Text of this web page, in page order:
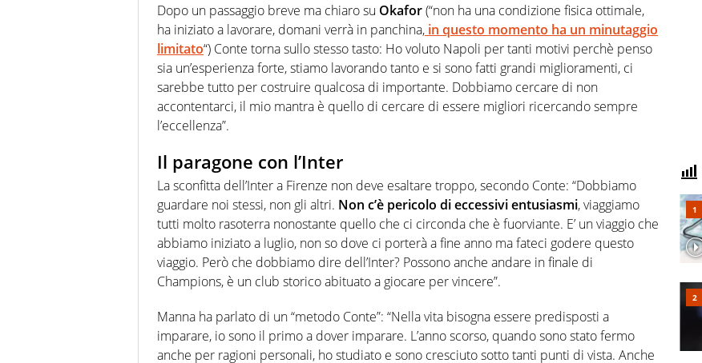
Dopo un passaggio breve ma chiaro su Okafor(“non ha una condizione fisica ottimale,
ha iniziato a lavorare, domani verrà in panchina, in questo momento ha un minutaggio
limitato“) Conte torna sullo stesso tasto: Ho voluto Napoli per tanti motivi perchè penso
sia un’esperienza forte, stiamo lavorando tanto e si sono fatti grandi miglioramenti, ci
sarebbe tutto per costruire qualcosa di importante. Dobbiamo cercare di non
accontentarci, il mio mantra è quello di cercare di essere migliori ricercando sempre
l’eccellenza”.
Il paragone con l’Inter
La sconfitta dell’Inter a Firenze non deve esaltare troppo, secondo Conte: “Dobbiamo
guardare noi stessi, non gli altri. Non c’è pericolo di eccessivi entusiasmi, viaggiamo
tutti molto rasoterra nonostante quello che ci circonda che è fuorviante. E’ un viaggio che
abbiamo iniziato a luglio, non so dove ci porterà a fine anno ma fateci godere questo
viaggio. Però che dobbiamo dire dell’Inter? Possono anche andare in finale di
Champions, è un club storico abituato a giocare per vincere”.
Manna ha parlato di un “metodo Conte”: “Nella vita bisogna essere predisposti a
imparare, io sono il primo a dover imparare. L’anno scorso, quando sono stato fermo
anche per ragioni personali, ho studiato e sono cresciuto sotto tanti punti di vista. Anche